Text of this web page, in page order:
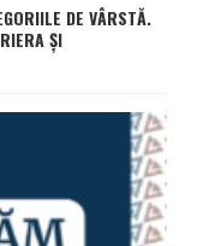
DE VÂRSTĂ.
ȘI